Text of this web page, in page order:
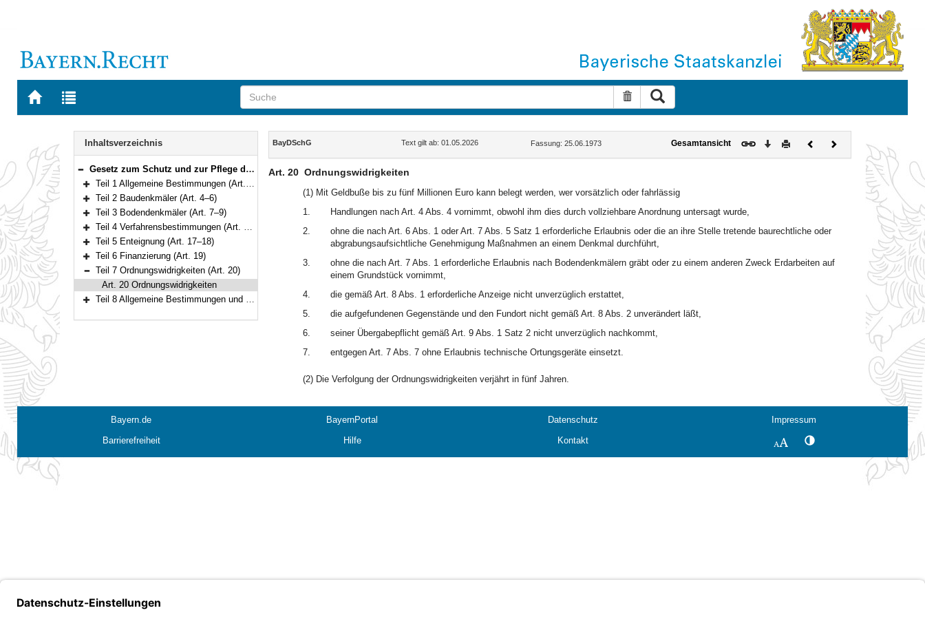
Zur
BAYERN.RECHT
Zur
letzten
Suche zurücksetzen
Navigation
Inhaltsverzeichnis
Bereich reduzieren
Gesetz zum Schutz und zur Pflege der Denkmäler (Bayerisches Denkmalschutzgesetz – BayDSchG) Vom 25. Juni 1973 (BayRS IV S. 354) BayRS 2242-1-WK (Art. 1–25)
Bereich erweitern
Teil 1 Allgemeine Bestimmungen (Art. 1–3)
Bereich erweitern
Teil 2 Baudenkmäler (Art. 4–6)
Bereich erweitern
Teil 3 Bodendenkmäler (Art. 7–9)
Bereich erweitern
Teil 4 Verfahrensbestimmungen (Art. 10–16)
Bereich erweitern
Teil 5 Enteignung (Art. 17–18)
Bereich erweitern
Teil 6 Finanzierung (Art. 19)
Bereich reduzieren
Teil 7 Ordnungswidrigkeiten (Art. 20)
Art. 20 Ordnungswidrigkeiten
Teil 8 Allgemeine Bestimmungen und Schlussbestimmungen (Art. 21–25)
Inhalt
BayDSchG Text gilt ab: 01.05.2026 Fassung: 25.06.1973 Gesamtansicht Download
DruckenVorherigesNächstes
Dokument
Art. 20 Ordnungswidrigkeiten
(1) Mit Geldbuße bis zu fünf Millionen Euro kann belegt werden, wer vorsätzlich oder fahrlässig
1.
Handlungen nach Art. 4 Abs. 4 vornimmt, obwohl ihm dies durch vollziehbare Anordnung untersagt wurde,
2.
ohne die nach Art. 6 Abs. 1 oder Art. 7 Abs. 5 Satz 1 erforderliche Erlaubnis oder die an ihre Stelle tretende baurechtliche oder
abgrabungsaufsichtliche Genehmigung Maßnahmen an einem Denkmal durchführt,
3.
ohne die nach Art. 7 Abs. 1 erforderliche Erlaubnis nach Bodendenkmälern gräbt oder zu einem anderen Zweck Erdarbeiten auf
einem Grundstück vornimmt,
4.
die gemäß Art. 8 Abs. 1 erforderliche Anzeige nicht unverzüglich erstattet,
5.
die aufgefundenen Gegenstände und den Fundort nicht gemäß Art. 8 Abs. 2 unverändert läßt,
6.
seiner Übergabepflicht gemäß Art. 9 Abs. 1 Satz 2 nicht unverzüglich nachkommt,
7.
entgegen Art. 7 Abs. 7 ohne Erlaubnis technische Ortungsgeräte einsetzt.
(2) Die Verfolgung der Ordnungswidrigkeiten verjährt in fünf Jahren.
Bayern.de BayernPortal Datenschutz
Impressum
Barrierefreiheit
Hilfe Kontakt SchriftgrößeKontrastwechsel